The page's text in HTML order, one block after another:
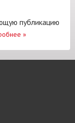
публикацию
»